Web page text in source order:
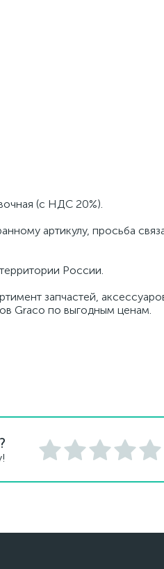
(с НДС 20%).
артикулу, просьба
России.
запчастей,
Graco по выгодным ценам.